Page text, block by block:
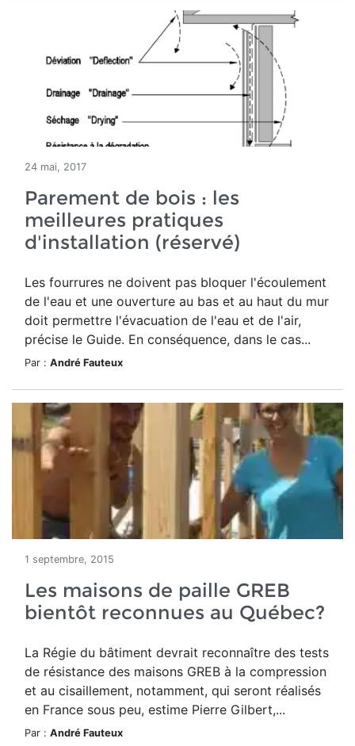
24 mai, 2017
Parement de bois : les
meilleures pratiques
d'installation (réservé)
Les fourrures ne doivent pas bloquer l'écoulement
de l'eau et une ouverture au bas et au haut du mur
doit permettre l'évacuation de l'eau et de l'air,
précise le Guide. En conséquence, dans le cas...
Par : André Fauteux
1 septembre, 2015
Les maisons de paille GREB
bientôt reconnues au Québec?
La Régie du bâtiment devrait reconnaître des tests
de résistance des maisons GREB à la compression
et au cisaillement, notamment, qui seront réalisés
en France sous peu, estime Pierre Gilbert,...
Par : André Fauteux